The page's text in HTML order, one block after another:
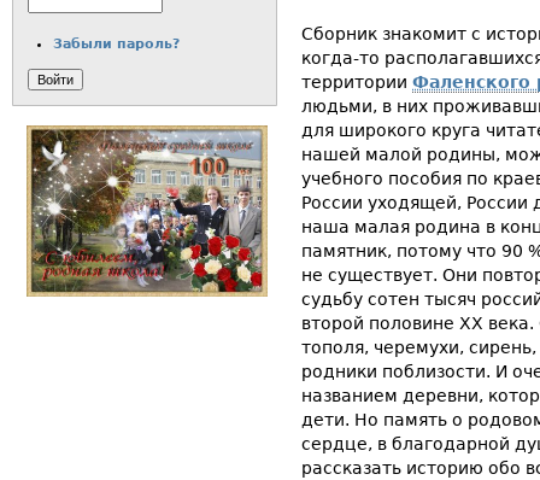
Сборник знакомит с
когда-то
территории Фаленского
людьми, в них
для широкого круга
нашей малой родины,
учебного пособия по
России уходящей, России
наша малая родина в
памятник, потому что 90
не существует. Они
судьбу сотен тысяч
второй половине XX
тополя, черемухи,
родники поблизости. И
названием деревни,
дети. Но память о
сердце, в благодарной
рассказать историю обо
Забыли пароль?